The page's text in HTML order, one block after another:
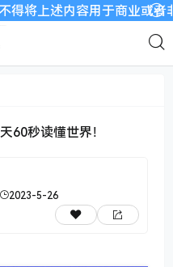
述内容用于商业或者非
60秒读懂世界！
2023-5-26